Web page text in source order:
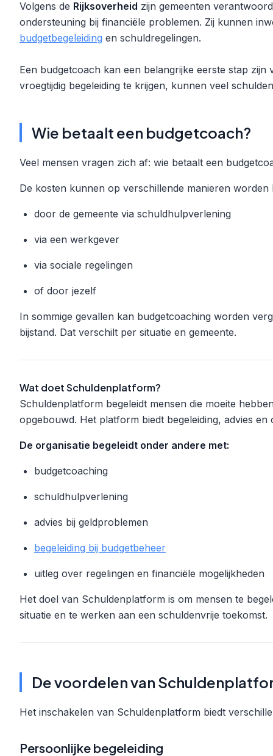
Volgens de Rijksoverheid zijn gemeenten
ondersteuning bij financiële problemen. Zij kunnen
budgetbegeleiding en schuldregelingen.
Een budgetcoach kan een belangrijke eerste stap
vroegtijdig begeleiding te krijgen, kunnen veel
Wie betaalt een budgetcoach?
Veel mensen vragen zich af: wie betaalt een
De kosten kunnen op verschillende manieren worden
door de gemeente via schuldhulpverlening
via een werkgever
via sociale regelingen
of door jezelf
In sommige gevallen kan budgetcoaching worden
bijstand. Dat verschilt per situatie en gemeente.
Wat doet Schuldenplatform?
Schuldenplatform begeleidt mensen die moeite
opgebouwd. Het platform biedt begeleiding, advies
De organisatie begeleidt onder andere met:
budgetcoaching
schuldhulpverlening
advies bij geldproblemen
begeleiding bij budgetbeheer
uitleg over regelingen en financiële mogelijkheden
Het doel van Schuldenplatform is om mensen te
situatie en te werken aan een schuldenvrije toekomst.
De voordelen van
Het inschakelen van Schuldenplatform biedt
Persoonlijke begeleiding